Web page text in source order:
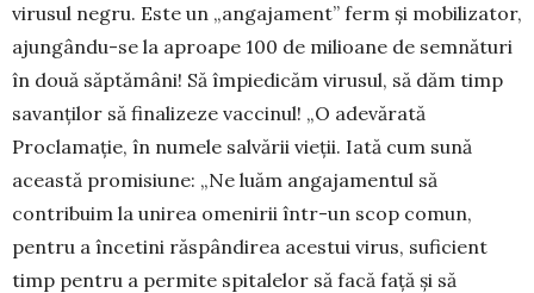
virusul negru. Este un „an­gajament” ferm și mobilizator,
ajun­gân­du-se la aproa­pe 100 de milioane de semnături
în două săptă­mâni! Să împiedicăm virusul, să dăm timp
sa­vanți­lor să fi­nali­ze­ze vaccinul! „O adevărată
Proclamație, în nu­mele sal­vării vieții. Iată cum sună
această promi­siune: „Ne luăm angajamentul să
contribuim la unirea ome­nirii într-un scop comun,
pentru a încetini răspân­di­rea acestui virus, suficient
timp pentru a permite spita­lelor să facă față și să